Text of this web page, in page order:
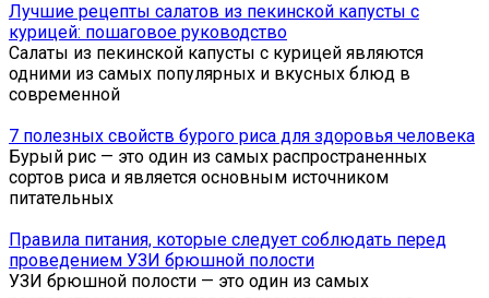
Лучшие рецепты салатов из пекинской капусты с
курицей: пошаговое руководство
Салаты из пекинской капусты с курицей являются
одними из самых популярных и вкусных блюд в
современной
7 полезных свойств бурого риса для здоровья человека
Бурый рис — это один из самых распространенных
сортов риса и является основным источником
питательных
Правила питания, которые следует соблюдать перед
проведением УЗИ брюшной полости
УЗИ брюшной полости — это один из самых